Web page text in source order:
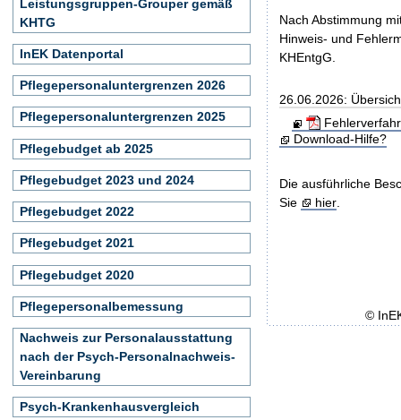
Nach Abstimmung
Hinweis- und
KHEntgG.
26.06.2026:
Download-Hilfe?
Die ausführliche
Sie
hier.
Leistungsgruppen-Grouper gemäß
KHTG
InEK Datenportal
Pflegepersonaluntergrenzen 2026
Pflegepersonaluntergrenzen 2025
Pflegebudget ab 2025
Pflegebudget 2023 und 2024
Pflegebudget 2022
Pflegebudget 2021
Pflegebudget 2020
Pflegepersonalbemessung
Nachweis zur Personalausstattung
nach der Psych-Personalnachweis-
Vereinbarung
Psych-Krankenhausvergleich
©